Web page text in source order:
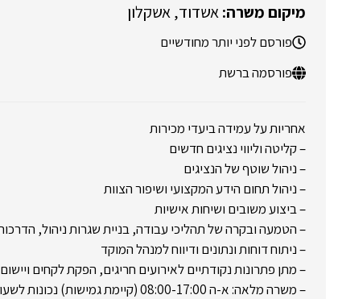
אשדוד אשקלון
פורסם לפני יותר מחודשיים
פורסמה ברשת
אחריות על עמידה ביעדי מכירות
– קליטה וליווי נציגים חדשים
– ניהול שוטף של הנציגים
– ניהול תחום הידע המקצועי ושיפור הצוות
– ביצוע משובים ושיחות אישיות
– הטמעה ובקרה של תהליכי עבודה, בניית שגרות ניהול,
– ניתוח דוחות ונתונים ודיווח למנהל המוקד
– מתן פתרונות נקודתיים לאירועים חריגים, הפקת לקחים
– משרה מלאה: א-ה 08:00-17:00 (קיימת גמישות) נכונות לשעות נוספות בעת הצורך